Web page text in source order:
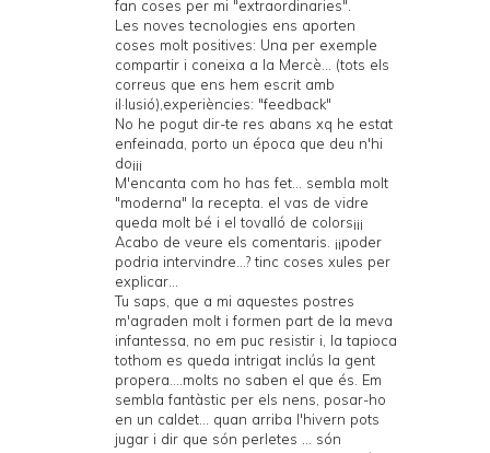
fan coses per mi "extraordinaries".
Les noves tecnologies ens aporten
coses molt positives: Una per exemple
compartir i coneixa a la Mercè... (tots els
correus que ens hem escrit amb
il·lusió),experiències: "feedback"
No he pogut dir-te res abans xq he estat
enfeinada, porto un época que deu n'hi
do¡¡¡
M'encanta com ho has fet... sembla molt
"moderna" la recepta. el vas de vidre
queda molt bé i el tovalló de colors¡¡¡
Acabo de veure els comentaris. ¡¡poder
podria intervindre...? tinc coses xules per
explicar...
Tu saps, que a mi aquestes postres
m'agraden molt i formen part de la meva
infantessa, no em puc resistir i, la tapioca
tothom es queda intrigat inclús la gent
propera....molts no saben el que és. Em
sembla fantàstic per els nens, posar-ho
en un caldet... quan arriba l'hivern pots
jugar i dir que són perletes ... són